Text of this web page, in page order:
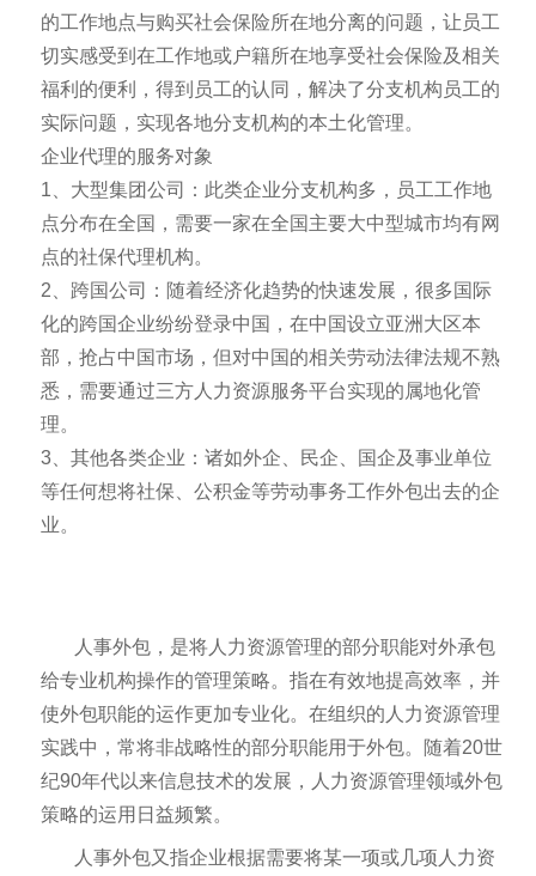
的工作地点与购买社会保险所在地分离的问题，让员工
切实感受到在工作地或户籍所在地享受社会保险及相关
福利的便利，得到员工的认同，解决了分支机构员工的
实际问题，实现各地分支机构的本土化管理。
企业代理的服务对象
1、大型集团公司：此类企业分支机构多，员工工作地
点分布在全国，需要一家在全国主要大中型城市均有网
点的社保代理机构。
2、跨国公司：随着经济化趋势的快速发展，很多国际
化的跨国企业纷纷登录中国，在中国设立亚洲大区本
部，抢占中国市场，但对中国的相关劳动法律法规不熟
悉，需要通过三方人力资源服务平台实现的属地化管
理。
3、其他各类企业：诸如外企、民企、国企及事业单位
等任何想将社保、公积金等劳动事务工作外包出去的企
业。
人事外包，是将人力资源管理的部分职能对外承包
给专业机构操作的管理策略。指在有效地提高效率，并
使外包职能的运作更加专业化。在组织的人力资源管理
实践中，常将非战略性的部分职能用于外包。随着20世
纪90年代以来信息技术的发展，人力资源管理领域外包
策略的运用日益频繁。
人事外包又指企业根据需要将某一项或几项人力资